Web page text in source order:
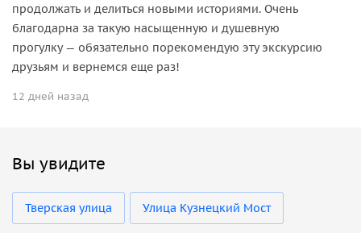
продолжать и делиться новыми историями. Очень
благодарна за такую насыщенную и душевную
прогулку — обязательно порекомендую эту экскурсию
друзьям и вернемся еще раз!
12 дней назад
Вы увидите
Тверская улица Улица Кузнецкий Мост